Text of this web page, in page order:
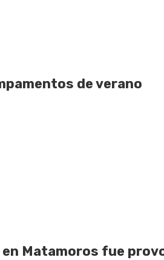
de verano
en Matamoros fue